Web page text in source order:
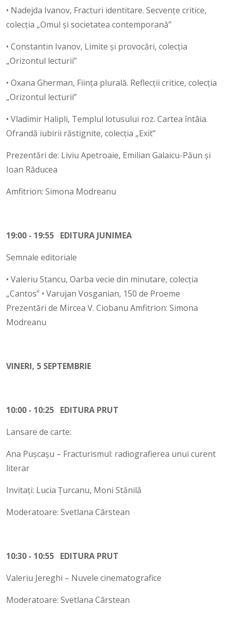
• Nadejda Ivanov, Fracturi identitare. Secvențe critice,
colecția „Omul și societatea contemporană”
• Constantin Ivanov, Limite și provocări, colecția
„Orizontul lecturii”
• Oxana Gherman, Ființa plurală. Reflecții critice, colecția
„Orizontul lecturii”
• Vladimir Halipli, Templul lotusului roz. Cartea întâia.
Ofrandă iubirii răstignite, colecția „Exit”
Prezentări de: Liviu Apetroaie, Emilian Galaicu-Păun și
Ioan Răducea
Amfitrion: Simona Modreanu
19:00 - 19:55 EDITURA JUNIMEA
Semnale editoriale
• Valeriu Stancu, Oarba vecie din minutare, colecția
„Cantos” • Varujan Vosganian, 150 de Proeme
Prezentări de Mircea V. Ciobanu Amfitrion: Simona
Modreanu
VINERI, 5 SEPTEMBRIE
10:00 - 10:25 EDITURA PRUT
Lansare de carte:
Ana Pușcașu – Fracturismul: radiografierea unui curent
literar
Invitați: Lucia Țurcanu, Moni Stănilă
Moderatoare: Svetlana Cârstean
10:30 - 10:55 EDITURA PRUT
Valeriu Jereghi – Nuvele cinematografice
Moderatoare: Svetlana Cârstean